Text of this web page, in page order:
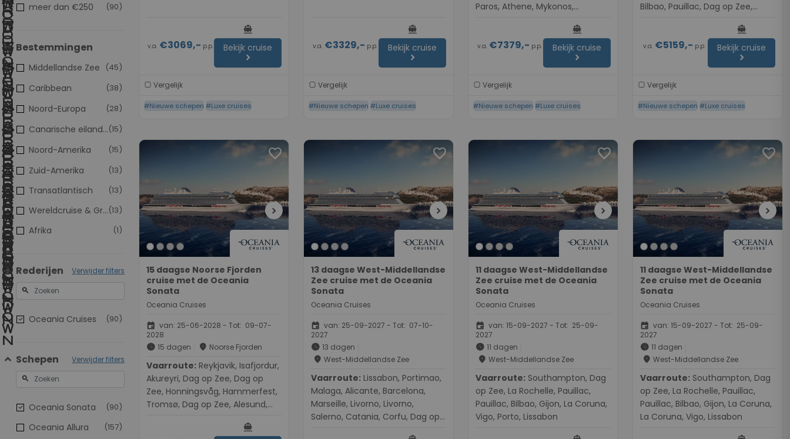
(90)
meer dan €250
Bestemmingen
(45)
Middellandse Zee
(38)
Caribbean
(28)
Noord-Europa
(15)
Canarische eilanden
(15)
Noord-Amerika
(13)
Zuid-Amerika
(13)
Transatlantisch
(13)
Wereldcruise & Grand Voyages
(1)
Afrika
Rederijen Verwijder filters
search
(90)
Oceania Cruises
Schepen Verwijder filters
search
(90)
Oceania Sonata
(157)
Oceania Allura
v.a.€3069,- p.p.
directions_boat
Bekijk cruise
chevron_right
Vergelijk
#Nieuwe schepen #Luxe cruises
v.a.€3329,- p.p.
directions_boat
Bekijk cruise
chevron_right
Vergelijk
#Nieuwe schepen #Luxe cruises
Paros, Athene, Mykonos,
v.a.€7379,- p.p.
directions_boat
Bekijk cruise
chevron_right
Vergelijk
#Nieuwe schepen #Luxe cruises
Bilbao, Pauillac, Dag op Zee,
v.a.€5159,- p.p.
directions_boat
Bekijk cruise
chevron_right
Vergelijk
#Nieuwe schepen #Luxe cruises
favorite
chevron_right
15 daagse Noorse Fjorden
cruise met de Oceania
Sonata
Oceania Cruises
event van: 25-06-2028 - Tot: 09-07-
2028
schedule 15 dagen place Noorse Fjorden
Vaarroute:
Akureyri, Dag op Zee, Dag op
Zee, Honningsvåg, Hammerfest,
Tromsø, Dag op Zee, Alesund,
directions_boat
favorite
chevron_right
13 daagse West-Middellandse
Zee cruise met de Oceania
Sonata
Oceania Cruises
event van: 25-09-2027 - Tot: 07-10-
2027
schedule 13 dagen
place West-Middellandse Zee
Vaarroute:
Malaga, Alicante, Barcelona,
Marseille, Livorno, Livorno,
Salerno, Catania, Corfu, Dag op
favorite
chevron_right
11 daagse West-Middellandse
Zee cruise met de Oceania
Sonata
Oceania Cruises
event van: 15-09-2027 - Tot: 25-09-
2027
schedule 11 dagen
place West-Middellandse Zee
Vaarroute:
op Zee, La Rochelle, Pauillac,
Pauillac, Bilbao, Gijon, La Coruna,
Vigo, Porto, Lissabon
favorite
chevron_right
11 daagse West-Middellandse
Zee cruise met de Oceania
Sonata
Oceania Cruises
event van: 15-09-2027 - Tot: 25-09-
2027
schedule 11 dagen
place West-Middellandse Zee
Vaarroute:
op Zee, La Rochelle, Pauillac,
Pauillac, Bilbao, Gijon, La Coruna,
La Coruna, Vigo, Lissabon